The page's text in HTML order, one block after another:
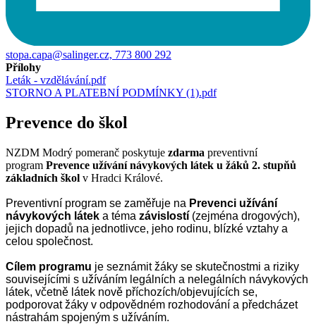
stopa.capa@salinger.cz, 773 800 292
Přílohy
Leták - vzdělávání.pdf
STORNO A PLATEBNÍ PODMÍNKY (1).pdf
Prevence do škol
NZDM Modrý pomeranč poskytuje zdarma preventivní
program Prevence užívání návykových látek u žáků 2. stupňů
základních škol v Hradci Králové.
Preventivní program se zaměřuje na Prevenci užívání
návykových látek a téma závislostí (zejména drogových),
jejich dopadů na jednotlivce, jeho rodinu, blízké vztahy a
celou společnost.
Cílem programu je seznámit žáky se skutečnostmi a riziky
souvisejícími s užíváním legálních a nelegálních návykových
látek, včetně látek nově příchozích/objevujících se,
podporovat žáky v odpovědném rozhodování a předcházet
nástrahám spojeným s užíváním.